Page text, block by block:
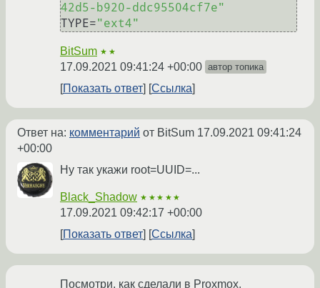
42d5-b920-ddc95504cf7e"
TYPE="ext4"
BitSum ★★
17.09.2021 09:41:24 +00:00 автор топика
Показать ответ Ссылка
Ответ на: комментарий от BitSum 17.09.2021 09:41:24
+00:00
Ну так укажи root=UUID=...
Black_Shadow ★★★★★
17.09.2021 09:42:17 +00:00
Показать ответ
Ссылка
Посмотри, как сделали в Proxmox.